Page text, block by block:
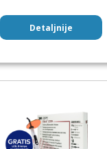
Detaljnije